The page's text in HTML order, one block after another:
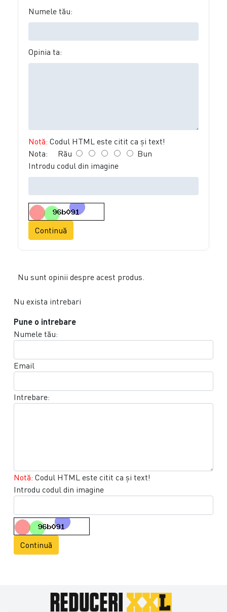
Numele tău:
Opinia ta:
Notă: Codul HTML este citit ca şi text!
Nota: Rău
Bun
Introdu codul din imagine
Continuă
Nu sunt opinii despre acest produs.
Nu exista intrebari
Pune o intrebare
Numele tău:
Email
Intrebare:
Notă: Codul HTML este citit ca şi text!
Introdu codul din imagine
Continuă